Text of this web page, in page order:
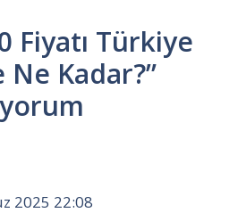
Fiyatı Türkiye
Kadar?”
2025 22:08